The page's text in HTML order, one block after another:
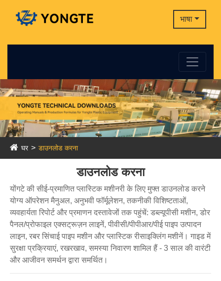
भाषा
घर डाउनलोड करना
डाउनलोड करना
योंगटे की सीई-प्रमाणित प्लास्टिक मशीनरी के लिए मुफ्त डाउनलोड करने
योग्य ऑपरेशन मैनुअल, अनुभवी फॉर्मूलेशन, तकनीकी विशिष्टताओं,
व्यवहार्यता रिपोर्ट और प्रमाणन दस्तावेजों तक पहुंचें: डब्ल्यूपीसी मशीन, डोर
पैनल/प्रोफाइल एक्सट्रूज़न लाइनें, पीवीसी/पीपीआर/पीई पाइप उत्पादन
लाइन, रबर सिंचाई पाइप मशीन और प्लास्टिक रीसाइक्लिंग मशीनें। गाइड में
सुरक्षा प्रक्रियाएं, रखरखाव, समस्या निवारण शामिल हैं - 3 साल की वारंटी
और आजीवन समर्थन द्वारा समर्थित।